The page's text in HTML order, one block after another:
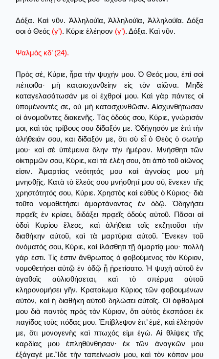
Δόξα. Καὶ νῦν. Ἀλληλούϊα, Ἀλληλούϊα, Ἀλληλούϊα. Δόξα
σοι ὁ Θεός (γ’). Κύριε ἐλέησον (γ’). Δόξα. Καὶ νῦν.
Ψαλμὸς κδ’ (24).
Πρὸς σέ, Κύριε, ἦρα τὴν ψυχήν μου. Ὁ Θεός μου, ἐπὶ σοὶ
πέποιθα· μὴ καταισχυνθείην εἰς τὸν αἰῶνα. Μηδὲ
καταγελασάτωσάν με οἱ ἐχθροί μου. Καὶ γὰρ πάντες οἱ
ὑπομένοντές σε, οὐ μὴ κατασχυνθῶσιν. Αἰσχυνθήτωσαν
οἱ ἀνομοῦντες διακενῆς. Τὰς ὁδούς σου, Κύριε, γνώρισόν
μοι, καὶ τὰς τρίβους σου δίδαξόν με. Ὁδήγησόν με ἐπὶ τὴν
ἀλήθειάν σου, και δίδαξόν με, ὅτι σὺ εἶ ὁ Θεὸς ὁ σωτήρ
μου· καὶ σὲ ὑπέμεινα ὅλην τὴν ἡμέραν. Μνήσθητι τῶν
οἰκτιρμῶν σου, Κύριε, καὶ τὰ ἐλέη σου, ὅτι ἀπὸ τοῦ αἰῶνος
εἰσιν. Ἁμαρτίας νεότητός μου καὶ ἀγνοίας μου μὴ
μνησθῇς. Κατὰ τὸ ἔλεός σου μνήσθητί μου σύ, ἕνεκεν τῆς
χρηστότητός σου, Κύριε. Χρηστὸς καὶ εὐθὺς ὁ Κύριος· διὰ
τοῦτο νομοθετήσει ἁμαρτάνοντας ἐν ὁδῷ. Ὁδηγήσει
πρᾳεῖς ἐν κρίσει, διδάξει πρᾳεῖς ὁδοὺς αὐτοῦ. Πᾶσαι αἱ
ὁδοὶ Κυρίου ἔλεος, καὶ ἀλήθεια τοῖς εκζητοῦσι τὴν
διαθήκην αὐτοῦ, καὶ τὰ μαρτύρια αὐτοῦ. Ἕνεκεν τοῦ
ὀνόματός σου, Κύριε, καὶ ἱλάσθητι τῇ ἁμαρτίᾳ μου· πολλὴ
γάρ ἐστι. Τίς ἐστιν ἄνθρωπος ὁ φοβούμενος τὸν Κύριον,
νομοθετήσει αὐτῷ ἐν ὁδῷ ᾗ ᾑρετίσατο. Ἡ ψυχὴ αὐτοῦ ἐν
ἀγαθοῖς αὐλισθήσεται, καὶ τὸ σπέρμα αὐτοῦ
κληρονομήσει γῆν. Κραταίωμα Κύριος τῶν φοβουμένων
αὐτόν, καὶ ἡ διαθήκη αὐτοῦ δηλώσει αὐτοῖς. Οἱ ὀφθαλμοί
μου διὰ παντὸς πρὸς τὸν Κύριον, ὅτι αὐτὸς ἐκσπάσει ἐκ
παγίδος τοὺς πόδας μου. Ἐπίβλεψον ἐπ’ ἐμέ, καὶ ἐλέησόν
με, ὅτι μονογενὴς καὶ πτωχός εἰμι ἐγώ. Αἱ θλίψεις τῆς
καρδίας μου ἐπληθύνθησαν· ἐκ τῶν ἀναγκῶν μου
ἐξάγαγέ με.Ἴδε τὴν ταπείνωσίν μου, καὶ τὸν κόπον μου